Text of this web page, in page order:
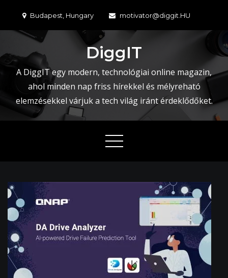
content
Budapest, Hungary motivator@diggit.HU
DiggIT
A DiggIT egy modern, technológiai online magazin,
ahol minden nap friss hírekkel és mélyreható
elemzésekkel várjuk a tech világ iránt érdeklődőket.